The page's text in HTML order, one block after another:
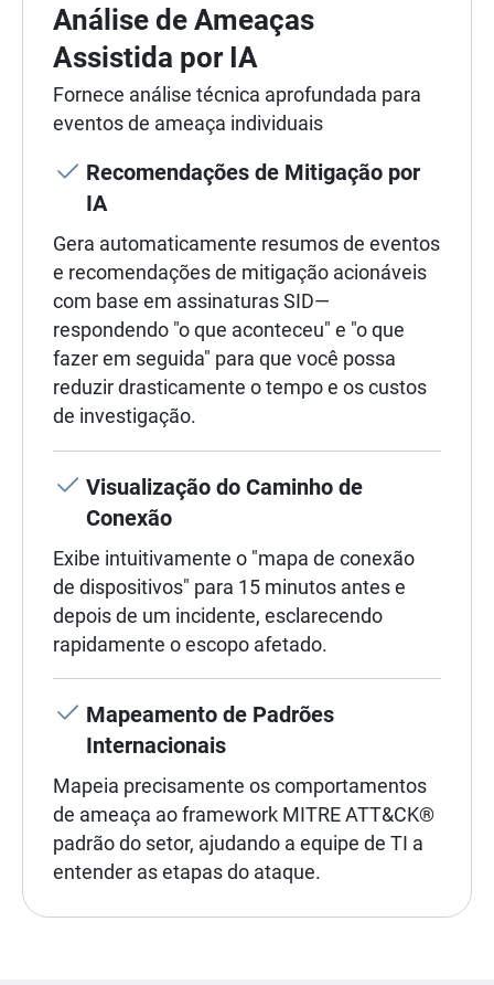
Análise de Ameaças
Assistida por IA
Fornece análise técnica aprofundada para
eventos de ameaça individuais
Recomendações de Mitigação por
IA
Gera automaticamente resumos de eventos
e recomendações de mitigação acionáveis
com base em assinaturas SID—
respondendo "o que aconteceu" e "o que
fazer em seguida" para que você possa
reduzir drasticamente o tempo e os custos
de investigação.
Visualização do Caminho de
Conexão
Exibe intuitivamente o "mapa de conexão
de dispositivos" para 15 minutos antes e
depois de um incidente, esclarecendo
rapidamente o escopo afetado.
Mapeamento de Padrões
Internacionais
Mapeia precisamente os comportamentos
de ameaça ao framework MITRE ATT&CK®
padrão do setor, ajudando a equipe de TI a
entender as etapas do ataque.